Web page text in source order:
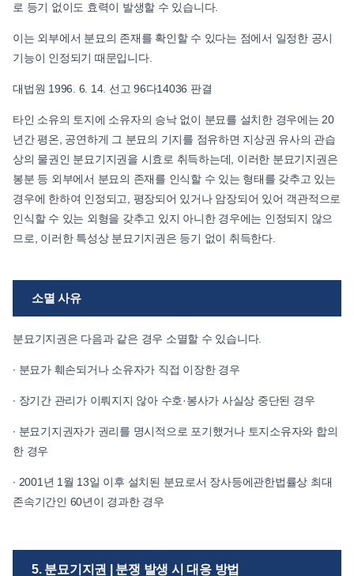
로 등기 없이도 효력이 발생할 수 있습니다.
이는 외부에서 분묘의 존재를 확인할 수 있다는 점에서 일정한 공시
기능이 인정되기 때문입니다.
대법원 1996. 6. 14. 선고 96다14036 판결
타인 소유의 토지에 소유자의 승낙 없이 분묘를 설치한 경우에는 20
년간 평온, 공연하게 그 분묘의 기지를 점유하면 지상권 유사의 관습
상의 물권인 분묘기지권을 시효로 취득하는데, 이러한 분묘기지권은
봉분 등 외부에서 분묘의 존재를 인식할 수 있는 형태를 갖추고 있는
경우에 한하여 인정되고, 평장되어 있거나 암장되어 있어 객관적으로
인식할 수 있는 외형을 갖추고 있지 아니한 경우에는 인정되지 않으
므로, 이러한 특성상 분묘기지권은 등기 없이 취득한다.
소멸 사유
분묘기지권은 다음과 같은 경우 소멸할 수 있습니다.
∙ 분묘가 훼손되거나 소유자가 직접 이장한 경우
∙ 장기간 관리가 이뤄지지 않아 수호·봉사가 사실상 중단된 경우
∙ 분묘기지권자가 권리를 명시적으로 포기했거나 토지소유자와 합의
한 경우
∙ 2001년 1월 13일 이후 설치된 분묘로서 장사등에관한법률상 최대
존속기간인 60년이 경과한 경우
5. 분묘기지권 | 분쟁 발생 시 대응 방법